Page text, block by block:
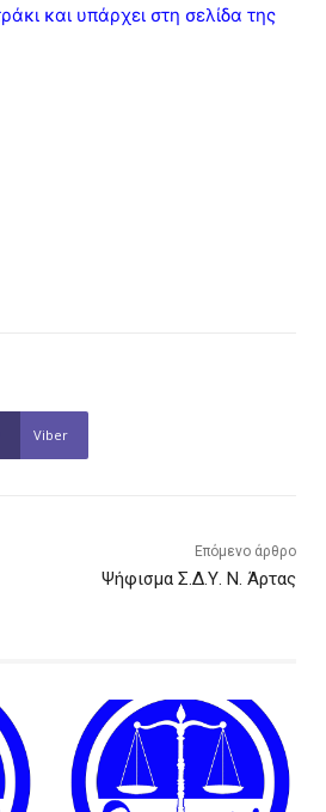
και υπάρχει στη σελίδα της
Viber
Επόμενο άρθρο
Ψήφισμα Σ.Δ.Υ. Ν. Άρτας